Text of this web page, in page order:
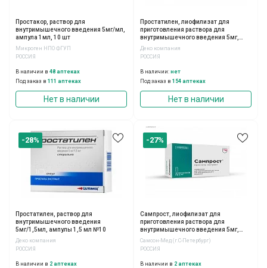
Простакор, раствор для
внутримышечного введения 5мг/мл,
ампула 1мл, 10 шт
Микроген НПО ФГУП
РОССИЯ
В наличии в 48 аптеках
Под заказ в 111 аптеках
Нет в наличии
Простатилен, лиофилизат для
приготовления раствора для
внутримышечного введения 5мг,
ампулы 5мг, 10 шт
Деко компания
РОССИЯ
В наличии: нет
Под заказ в 154 аптеках
Нет в наличии
-28%
Простатилен, раствор для
внутримышечного введения
5мг/1,5мл, ампулы 1,5 мл №10
Деко компания
РОССИЯ
В наличии в 2 аптеках
-27%
Сампрост, лиофилизат для
приготовления раствора для
внутримышечного введения 5мг,
флаконы, 10шт
Самсон-Мед (г.С-Петербург)
РОССИЯ
В наличии в 2 аптеках